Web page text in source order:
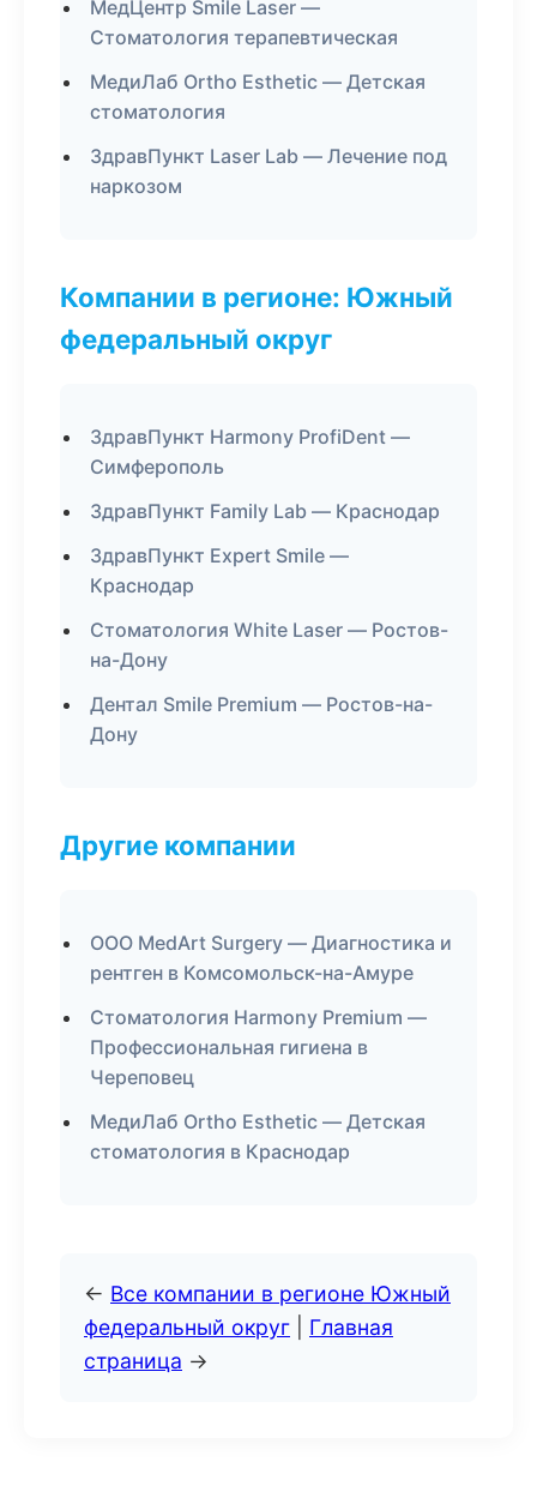
МедЦентр Smile Laser —
Стоматология терапевтическая
МедиЛаб Ortho Esthetic — Детская
стоматология
ЗдравПункт Laser Lab — Лечение под
наркозом
Компании в регионе: Южный
федеральный округ
ЗдравПункт Harmony ProfiDent —
Симферополь
ЗдравПункт Family Lab — Краснодар
ЗдравПункт Expert Smile —
Краснодар
Стоматология White Laser — Ростов-
на-Дону
Дентал Smile Premium — Ростов-на-
Дону
Другие компании
ООО MedArt Surgery — Диагностика и
рентген в Комсомольск-на-Амуре
Стоматология Harmony Premium —
Профессиональная гигиена в
Череповец
МедиЛаб Ortho Esthetic — Детская
стоматология в Краснодар
← Все компании в регионе Южный
федеральный округ
Главная
страница →